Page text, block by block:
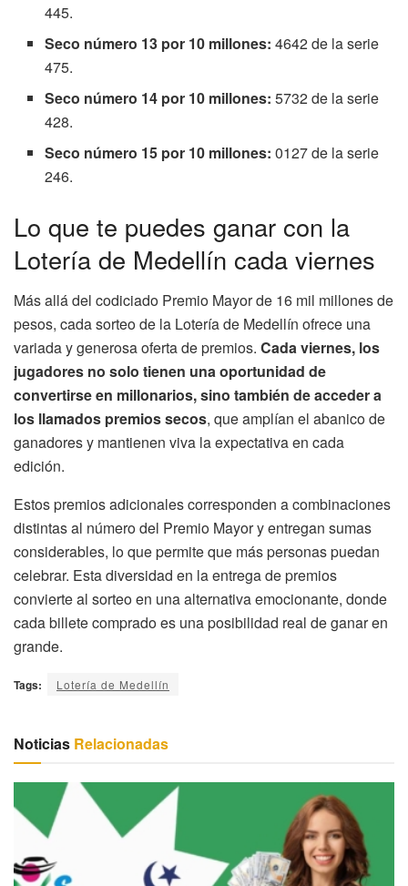
445.
Seco número 13 por 10 millones:4642 de la serie
475.
Seco número 14 por 10 millones:5732 de la serie
428.
Seco número 15 por 10 millones:0127 de la serie
246.
Lo que te puedes ganar con la
Lotería de Medellín cada viernes
Más allá del codiciado Premio Mayor de 16 mil millones de
pesos, cada sorteo de la Lotería de Medellín ofrece una
variada y generosa oferta de premios. Cada viernes, los
jugadores no solo tienen una oportunidad de
convertirse en millonarios, sino también de acceder a
los llamados premios secos, que amplían el abanico de
ganadores y mantienen viva la expectativa en cada
edición.
Estos premios adicionales corresponden a combinaciones
distintas al número del Premio Mayor y entregan sumas
considerables, lo que permite que más personas puedan
celebrar. Esta diversidad en la entrega de premios
convierte al sorteo en una alternativa emocionante, donde
cada billete comprado es una posibilidad real de ganar en
grande.
Tags: Lotería de Medellín
Noticias Relacionadas